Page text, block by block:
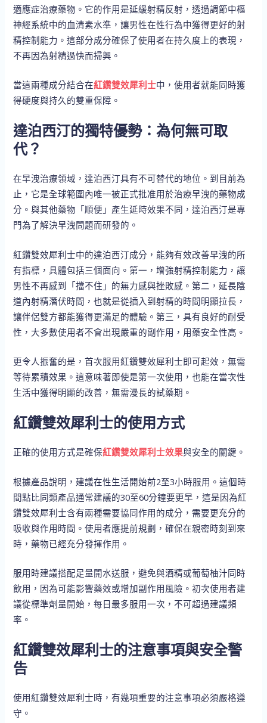
適應症治療藥物。它的作用是延緩射精反射，透過調節中樞
神經系統中的血清素水準，讓男性在性行為中獲得更好的射
精控制能力。這部分成分確保了使用者在持久度上的表現，
不再因為射精過快而掃興。
當這兩種成分結合在紅鑽雙效犀利士中，使用者就能同時獲
得硬度與持久的雙重保障。
達泊西汀的獨特優勢：為何無可取
代？
在早洩治療領域，達泊西汀具有不可替代的地位。到目前為
止，它是全球範圍內唯一被正式批准用於治療早洩的藥物成
分。與其他藥物「順便」產生延時效果不同，達泊西汀是專
門為了解決早洩問題而研發的。
紅鑽雙效犀利士中的達泊西汀成分，能夠有效改善早洩的所
有指標，具體包括三個面向。第一，增強射精控制能力，讓
男性不再感到「擋不住」的無力感與挫敗感。第二，延長陰
道內射精潛伏時間，也就是從插入到射精的時間明顯拉長，
讓伴侶雙方都能獲得更滿足的體驗。第三，具有良好的耐受
性，大多數使用者不會出現嚴重的副作用，用藥安全性高。
更令人振奮的是，首次服用紅鑽雙效犀利士即可起效，無需
等待累積效果。這意味著即使是第一次使用，也能在當次性
生活中獲得明顯的改善，無需漫長的試藥期。
紅鑽雙效犀利士的使用方式
正確的使用方式是確保紅鑽雙效犀利士效果與安全的關鍵。
根據產品說明，建議在性生活開始前2至3小時服用。這個時
間點比同類產品通常建議的30至60分鐘要更早，這是因為紅
鑽雙效犀利士含有兩種需要協同作用的成分，需要更充分的
吸收與作用時間。使用者應提前規劃，確保在親密時刻到來
時，藥物已經充分發揮作用。
服用時建議搭配足量開水送服，避免與酒精或葡萄柚汁同時
飲用，因為可能影響藥效或增加副作用風險。初次使用者建
議從標準劑量開始，每日最多服用一次，不可超過建議頻
率。
紅鑽雙效犀利士的注意事項與安全警
告
使用紅鑽雙效犀利士時，有幾項重要的注意事項必須嚴格遵
守。